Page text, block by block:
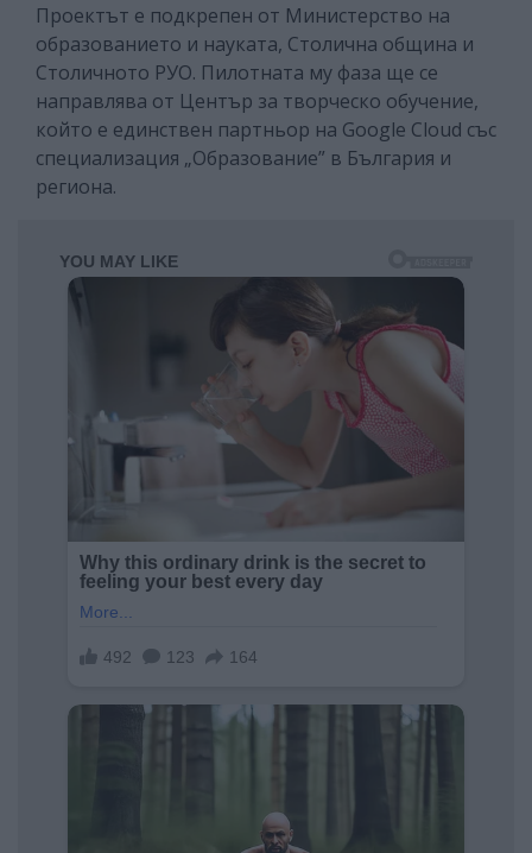
Проектът е подкрепен от Министерство на
образованието и науката, Столична община и
Столичното РУО. Пилотната му фаза ще се
направлява от Център за творческо обучение,
който е единствен партньор на Google Cloud със
специализация „Образование” в България и
региона.